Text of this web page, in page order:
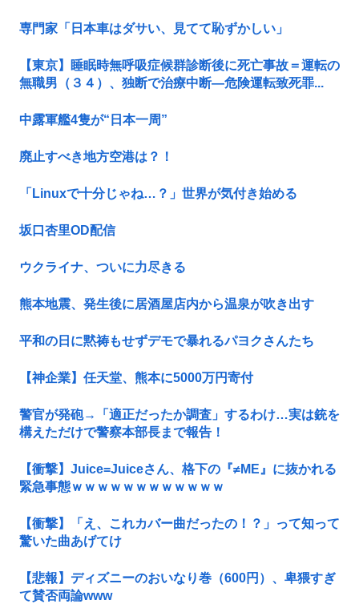
専門家「日本車はダサい、見てて恥ずかしい」
【東京】睡眠時無呼吸症候群診断後に死亡事故＝運転の
無職男（３４）、独断で治療中断―危険運転致死罪...
中露軍艦4隻が“日本一周”
廃止すべき地方空港は？！
「Linuxで十分じゃね…？」世界が気付き始める
坂口杏里OD配信
ウクライナ、ついに力尽きる
熊本地震、発生後に居酒屋店内から温泉が吹き出す
平和の日に黙祷もせずデモで暴れるパヨクさんたち
【神企業】任天堂、熊本に5000万円寄付
警官が発砲→「適正だったか調査」するわけ…実は銃を
構えただけで警察本部長まで報告！
【衝撃】Juice=Juiceさん、格下の『≠ME』に抜かれる
緊急事態ｗｗｗｗｗｗｗｗｗｗｗｗ
【衝撃】「え、これカバー曲だったの！？」って知って
驚いた曲あげてけ
【悲報】ディズニーのおいなり巻（600円）、卑猥すぎ
て賛否両論www